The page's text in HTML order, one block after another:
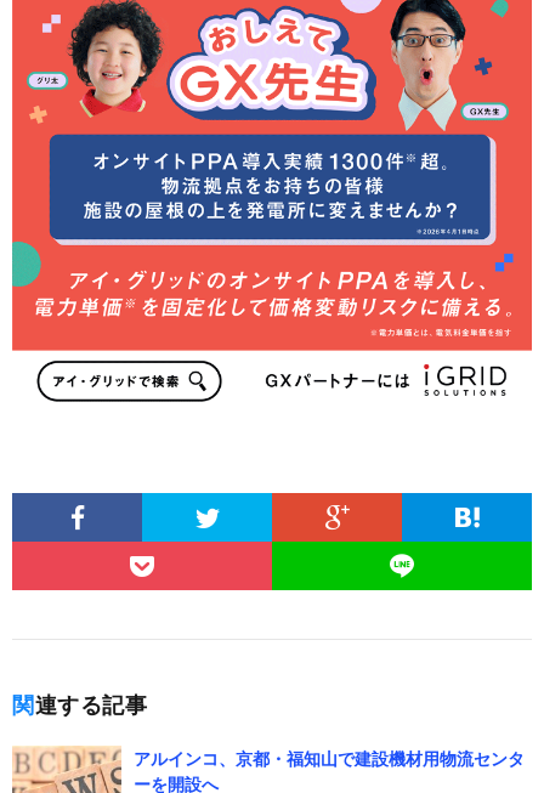
関連する記事
アルインコ、京都・福知山で建設機材用物流センタ
ーを開設へ